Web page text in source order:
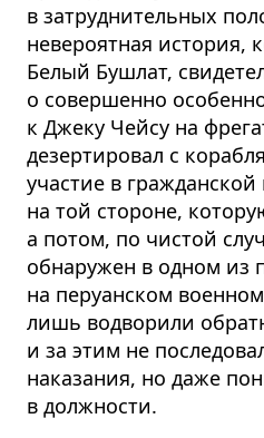
в затруднительных
невероятная история,
Белый Бушлат,
о совершенно
к Джеку Чейсу на
дезертировал с
участие в
на той стороне,
а потом, по чистой
обнаружен в одном из
на перуанском
лишь водворили
и за этим не
наказания, но даже
в должности.